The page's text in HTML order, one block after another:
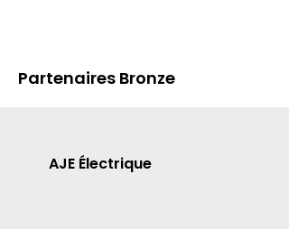
Partenaires Bronze
AJE Électrique